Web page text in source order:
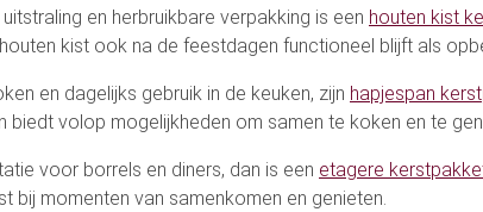
en herbruikbare verpakking is een houten kist
kist ook na de feestdagen functioneel blijft als
en dagelijks gebruik in de keuken, zijn hapjespan
biedt volop mogelijkheden om samen te koken en te
voor borrels en diners, dan is een etagere
bij momenten van samenkomen en genieten.